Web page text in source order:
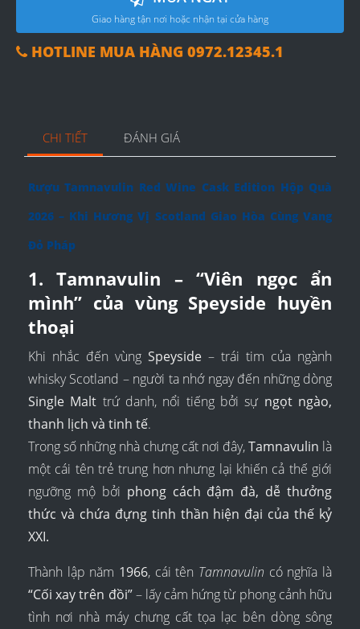
Giao hàng tận nơi hoặc nhận tại cửa hàng
HOTLINE MUA HÀNG 0972.12345.1
CHI TIẾT ĐÁNH GIÁ
Rượu Tamnavulin Red Wine Cask Edition Hộp Quà
2026 – Khi Hương Vị Scotland Giao Hòa Cùng Vang
Đỏ Pháp
1. Tamnavulin – “Viên ngọc ẩn
mình” của vùng Speyside huyền
thoại
Khi nhắc đến vùng Speyside – trái tim của ngành
whisky Scotland – người ta nhớ ngay đến những dòng
Single Malt trứ danh, nổi tiếng bởi sự ngọt ngào,
thanh lịch và tinh tế.
Trong số những nhà chưng cất nơi đây,Tamnavulin là
một cái tên trẻ trung hơn nhưng lại khiến cả thế giới
ngưỡng mộ bởi phong cách đậm đà, dễ thưởng
thức và chứa đựng tinh thần hiện đại của thế kỷ
XXI.
Thành lập năm 1966, cái tên Tamnavulin có nghĩa là
“Cối xay trên đồi”– lấy cảm hứng từ phong cảnh hữu
tình nơi nhà máy chưng cất tọa lạc bên dòng sông